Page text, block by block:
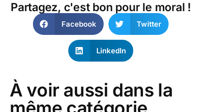
Partagez, c'est bon pour le moral !
Facebook Twitter
LinkedIn
À voir aussi dans la